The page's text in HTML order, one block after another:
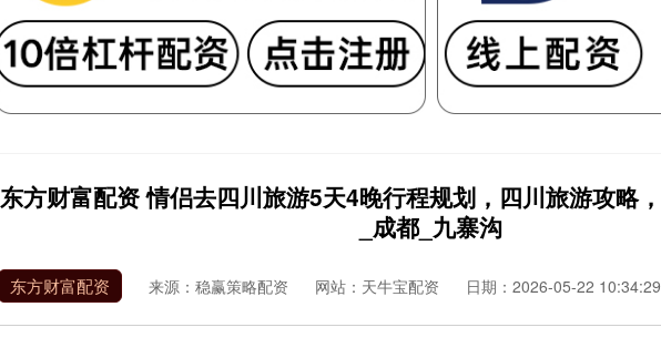
东方财富配资 情侣去四川旅游5天4晚行程规划，四川旅游攻略
_成都_九寨沟
东方财富配资 来源：稳赢策略配资 网站：天牛宝配资 日期：2026-05-22 10:34:29